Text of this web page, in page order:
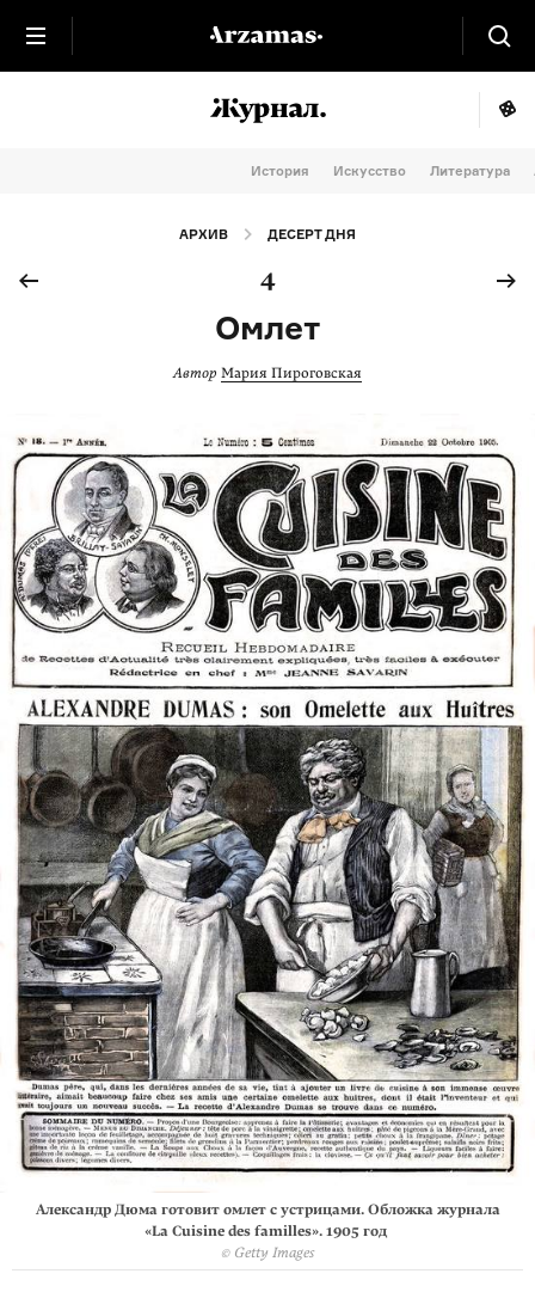
История Искусство Литература
АРХИВ ДЕСЕРТ ДНЯ
4
Омлет
Автор Мария Пироговская
Александр Дюма готовит омлет с устрицами. Обложка журнала
«La Cuisine des familles­­­». 1905 год
© Getty Images